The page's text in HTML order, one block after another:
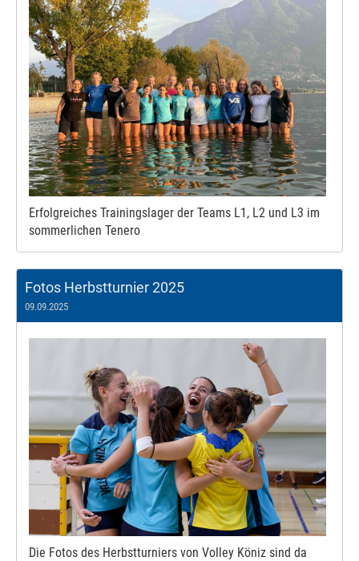
Erfolgreiches Trainingslager der Teams L1, L2 und L3 im
sommerlichen Tenero
Fotos Herbstturnier 2025
09.09.2025
Die Fotos des Herbstturniers von Volley Köniz sind da